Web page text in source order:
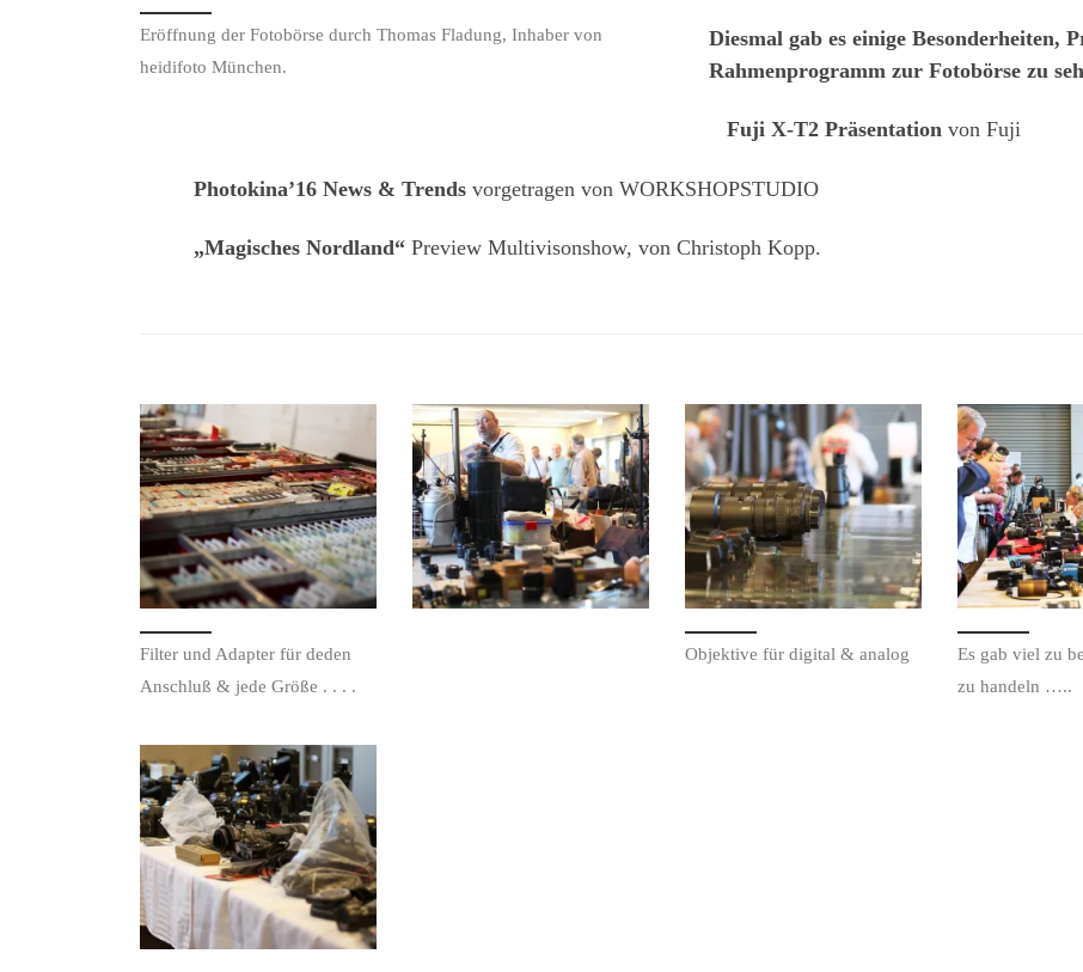
Eröffnung der Fotobörse durch Thomas Fladung, Inhaber von
heidifoto München.
Diesmal gab es einige Besonderheiten,
Rahmenprogramm zur Fotobörse zu
Fuji X-T2 Präsentation von Fuji
Photokina’16 News & Trends vorgetragen von WORKSHOPSTUDIO
„Magisches Nordland“ Preview Multivisonshow, von Christoph Kopp.
Filter und Adapter für deden
Anschluß & jede Größe . . . .
Objektive für digital & analog
Es gab viel zu
zu handeln …..